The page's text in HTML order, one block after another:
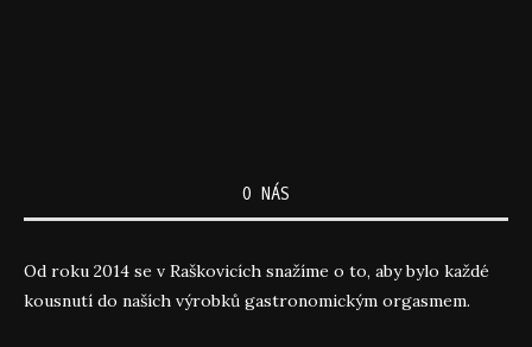
O NÁS
Od roku 2014 se v Raškovicích snažíme o to, aby bylo každé
kousnutí do naších výrobků gastronomickým orgasmem.